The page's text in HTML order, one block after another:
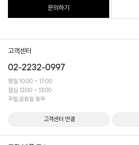
문의하기
고객센터
02-2232-0997
평일 10:00 ~ 17:00
점심 12:00 ~ 13:00
주말,공휴일 휴무
고객센터 연결